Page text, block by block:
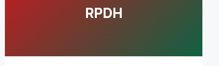
RPDH